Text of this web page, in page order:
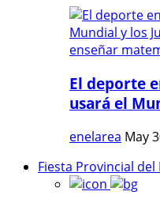
El deporte
usará el
enelarea May
Fiesta Provincial